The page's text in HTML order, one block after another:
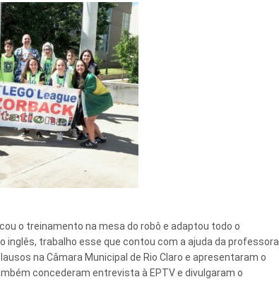
o treinamento na mesa do robô e adaptou todo o
inglês, trabalho esse que contou com a ajuda da professora
na Câmara Municipal de Rio Claro e apresentaram o
concederam entrevista à EPTV e divulgaram o